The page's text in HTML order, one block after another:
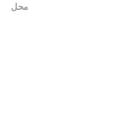
محل